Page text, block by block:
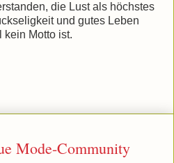
die Lust als höchstes
und gutes Leben
kein Motto ist.
Mode-Community